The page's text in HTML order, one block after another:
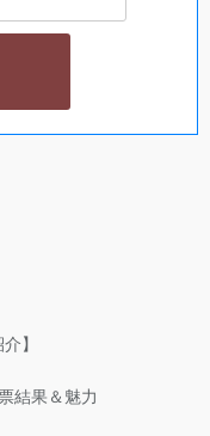
】
結果＆魅力